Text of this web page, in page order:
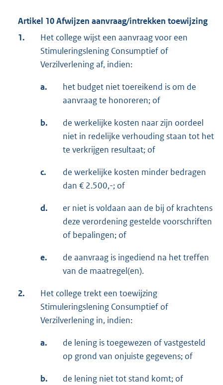
Artikel 10 Afwijzen aanvraag/intrekken toewijzing
1.
Het college wijst een aanvraag voor een
Stimuleringslening Consumptief of
Verzilverlening af, indien:
a.
het budget niet toereikend is om de
aanvraag te honoreren; of
b.
de werkelijke kosten naar zijn oordeel
niet in redelijke verhouding staan tot het
te verkrijgen resultaat; of
c.
de werkelijke kosten minder bedragen
dan € 2.500,-; of
d.
er niet is voldaan aan de bij of krachtens
deze verordening gestelde voorschriften
of bepalingen; of
e.
de aanvraag is ingediend na het treffen
van de maatregel(en).
2.
Het college trekt een toewijzing
Stimuleringslening Consumptief of
Verzilverlening in, indien:
a.
de lening is toegewezen of vastgesteld
op grond van onjuiste gegevens; of
b. de lening niet tot stand komt; of